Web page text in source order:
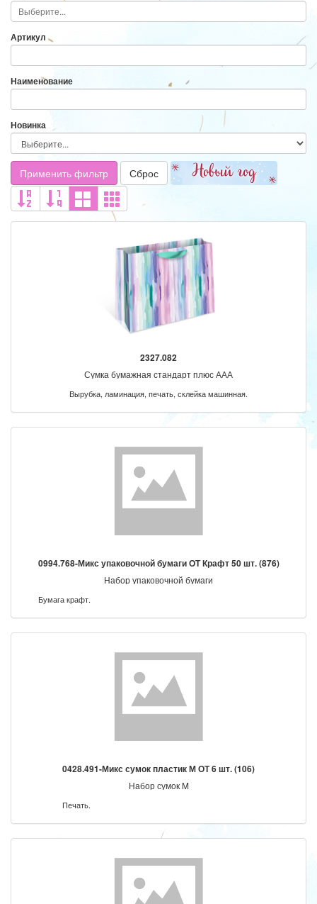
Артикул
Наименование
Новинка
Применить фильтр Сброс
2327.082
Сумка бумажная стандарт плюс ААА
Вырубка, ламинация, печать, склейка машинная.
0994.768-Микс упаковочной бумаги ОТ Крафт 50 шт. (876)
Набор упаковочной бумаги
Бумага крафт.
0428.491-Микс сумок пластик М ОТ 6 шт. (106)
Набор сумок M
Печать.